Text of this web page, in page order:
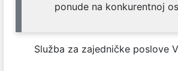
ponude na konkurentnoj
Služba za zajedničke poslove